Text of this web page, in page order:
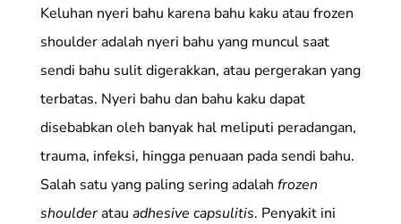
Keluhan nyeri bahu karena bahu kaku atau frozen
shoulder adalah nyeri bahu yang muncul saat
sendi bahu sulit digerakkan, atau pergerakan yang
terbatas. Nyeri bahu dan bahu kaku dapat
disebabkan oleh banyak hal meliputi peradangan,
trauma, infeksi, hingga penuaan pada sendi bahu.
Salah satu yang paling sering adalah frozen
shoulderatau adhesive capsulitis. Penyakit ini